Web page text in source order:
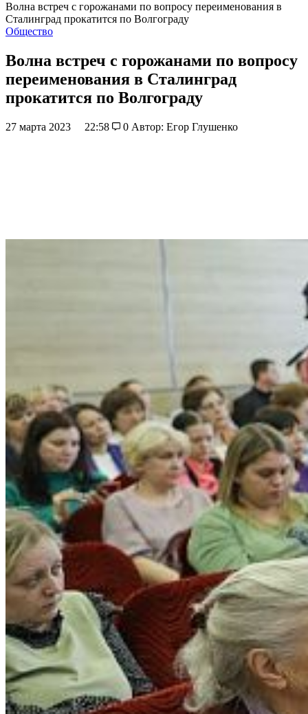
Волна встреч с горожанами по вопросу переименования в
Сталинград прокатится по Волгограду
Общество
Волна встреч с горожанами по вопросу
переименования в Сталинград
прокатится по Волгограду
27 марта 2023 22:58 0 Автор: Егор Глушенко